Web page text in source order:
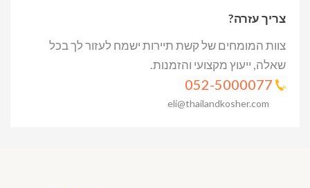
צריך עזרה?
צוות המומחים של קשת תיירות ישמח לעזור לך בכל
שאלה, ייעוץ מקצועי והזמנות.
eli@thailandkosher.com